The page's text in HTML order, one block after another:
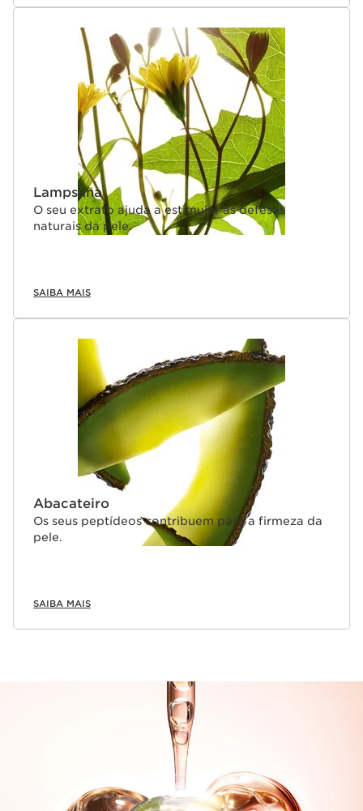
Lampsana
O seu extrato ajuda a estimular as defesas
naturais da pele.
SAIBA MAIS
Abacateiro
Os seus peptídeos contribuem para a firmeza da
pele.
SAIBA MAIS